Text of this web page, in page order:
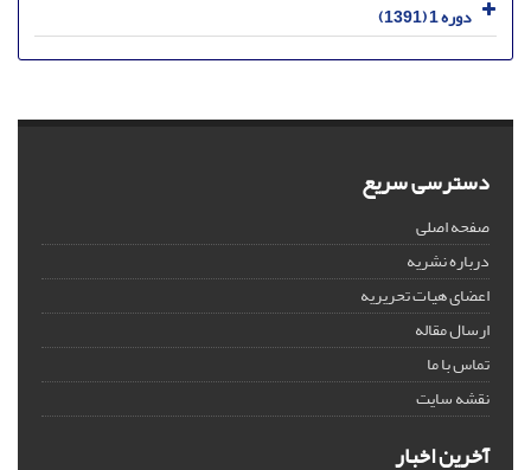
دوره 1 (1391)
دسترسی سریع
صفحه اصلی
درباره نشریه
اعضای هیات تحریریه
ارسال مقاله
تماس با ما
نقشه سایت
آخرین اخبار